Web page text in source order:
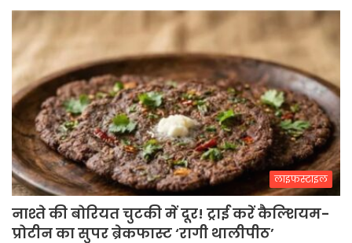
लाइफस्टाइल
नाश्ते की बोरियत चुटकी में दूर! ट्राई करें कैल्शियम-
प्रोटीन का सुपर ब्रेकफास्ट ‘रागी थालीपीठ’